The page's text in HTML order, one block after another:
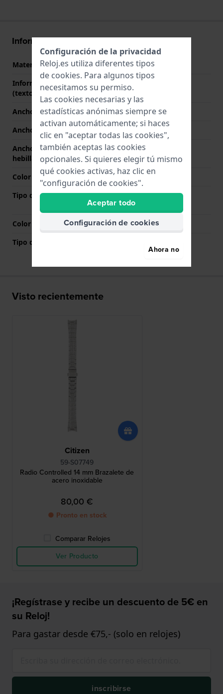
Información Correa
Material correa
Acero inoxidable
Información adicional
(texto libre)
Stainless Steel Bracelet
Ancho de correa
14 mm
Ancho de las asas
Ancho de correa en la
hebilla
12 mm
Color de correa
Plateado
Tipo de cierre
Cierre desplegable con
botones pulsadores
Color del cierre
Plateado
Tipo de montaje
Visto recientemente
Citizen
59-S07749
Radio Controlled 14 mm Brazalete de
acero inoxidable
80,00 €
● Pronto en stock
Comparar Relojes
Ver Producto
¡Regístrase y recibe un descuento de 5€ en
su Reloj!
Para gastar desde €75,- (solo en relojes)
inscribirse
Configuración de la privacidad
Reloj.es utiliza diferentes tipos
de cookies. Para algunos tipos
necesitamos su permiso.
Las cookies necesarias y las
estadísticas anónimas siempre se
activan automáticamente; si haces
clic en "aceptar todas las cookies",
también aceptas las cookies
opcionales. Si quieres elegir tú mismo
qué cookies activas, haz clic en
"configuración de cookies".
Aceptar todo
Configuración de cookies
Ahora no